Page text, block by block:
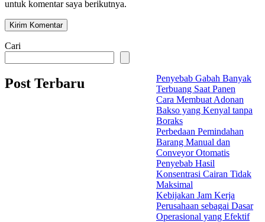
untuk komentar saya berikutnya.
Cari
Post Terbaru
Penyebab Gabah Banyak
Terbuang Saat Panen
Cara Membuat Adonan
Bakso yang Kenyal tanpa
Boraks
Perbedaan Pemindahan
Barang Manual dan
Conveyor Otomatis
Penyebab Hasil
Konsentrasi Cairan Tidak
Maksimal
Kebijakan Jam Kerja
Perusahaan sebagai Dasar
Operasional yang Efektif